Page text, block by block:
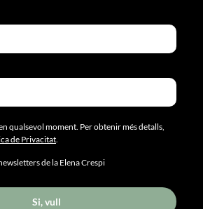
qualsevol moment. Per obtenir més detalls,
de Privacitat.
de la Elena Crespi
Si, vull